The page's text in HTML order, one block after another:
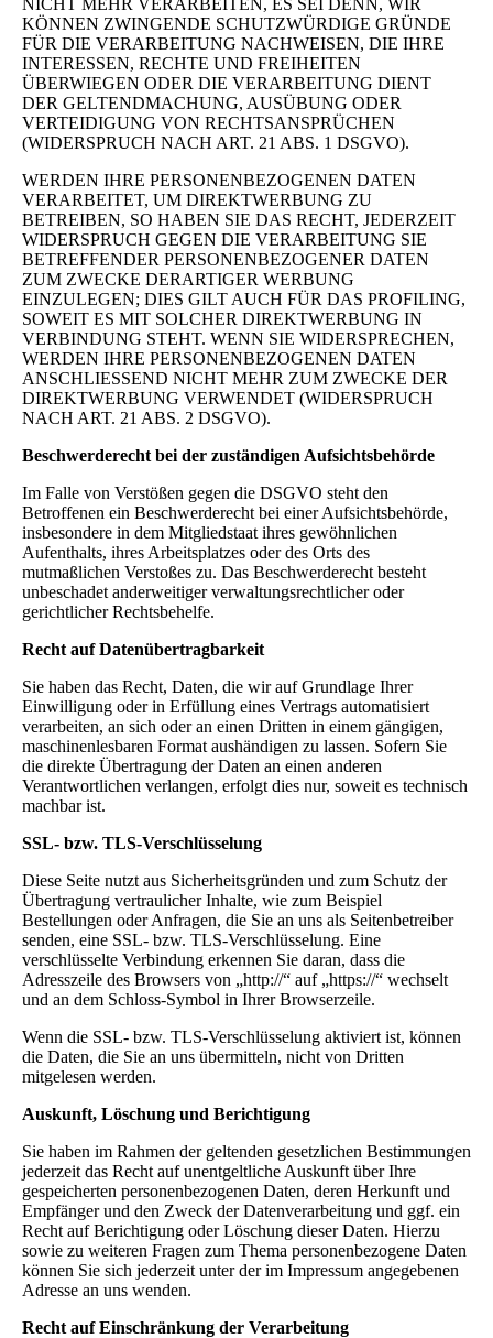
KÖNNEN ZWINGENDE SCHUTZWÜRDIGE GRÜNDE
FÜR DIE VERARBEITUNG NACHWEISEN, DIE IHRE
INTERESSEN, RECHTE UND FREIHEITEN
ÜBERWIEGEN ODER DIE VERARBEITUNG DIENT
DER GELTENDMACHUNG, AUSÜBUNG ODER
VERTEIDIGUNG VON RECHTSANSPRÜCHEN
(WIDERSPRUCH NACH ART. 21 ABS. 1 DSGVO).
WERDEN IHRE PERSONENBEZOGENEN DATEN
VERARBEITET, UM DIREKTWERBUNG ZU
BETREIBEN, SO HABEN SIE DAS RECHT, JEDERZEIT
WIDERSPRUCH GEGEN DIE VERARBEITUNG SIE
BETREFFENDER PERSONENBEZOGENER DATEN
ZUM ZWECKE DERARTIGER WERBUNG
EINZULEGEN; DIES GILT AUCH FÜR DAS PROFILING,
SOWEIT ES MIT SOLCHER DIREKTWERBUNG IN
VERBINDUNG STEHT. WENN SIE WIDERSPRECHEN,
WERDEN IHRE PERSONENBEZOGENEN DATEN
ANSCHLIESSEND NICHT MEHR ZUM ZWECKE DER
DIREKTWERBUNG VERWENDET (WIDERSPRUCH
NACH ART. 21 ABS. 2 DSGVO).
Beschwerderecht bei der zuständigen Aufsichtsbehörde
Im Falle von Verstößen gegen die DSGVO steht den
Betroffenen ein Beschwerderecht bei einer Aufsichtsbehörde,
insbesondere in dem Mitgliedstaat ihres gewöhnlichen
Aufenthalts, ihres Arbeitsplatzes oder des Orts des
mutmaßlichen Verstoßes zu. Das Beschwerderecht besteht
unbeschadet anderweitiger verwaltungsrechtlicher oder
gerichtlicher Rechtsbehelfe.
Recht auf Datenübertragbarkeit
Sie haben das Recht, Daten, die wir auf Grundlage Ihrer
Einwilligung oder in Erfüllung eines Vertrags automatisiert
verarbeiten, an sich oder an einen Dritten in einem gängigen,
maschinenlesbaren Format aushändigen zu lassen. Sofern Sie
die direkte Übertragung der Daten an einen anderen
Verantwortlichen verlangen, erfolgt dies nur, soweit es technisch
machbar ist.
SSL- bzw. TLS-Verschlüsselung
Diese Seite nutzt aus Sicherheitsgründen und zum Schutz der
Übertragung vertraulicher Inhalte, wie zum Beispiel
Bestellungen oder Anfragen, die Sie an uns als Seitenbetreiber
senden, eine SSL- bzw. TLS-Verschlüsselung. Eine
verschlüsselte Verbindung erkennen Sie daran, dass die
Adresszeile des Browsers von „http://“ auf „https://“ wechselt
und an dem Schloss-Symbol in Ihrer Browserzeile.
Wenn die SSL- bzw. TLS-Verschlüsselung aktiviert ist, können
die Daten, die Sie an uns übermitteln, nicht von Dritten
mitgelesen werden.
Auskunft, Löschung und Berichtigung
Sie haben im Rahmen der geltenden gesetzlichen Bestimmungen
jederzeit das Recht auf unentgeltliche Auskunft über Ihre
gespeicherten personenbezogenen Daten, deren Herkunft und
Empfänger und den Zweck der Datenverarbeitung und ggf. ein
Recht auf Berichtigung oder Löschung dieser Daten. Hierzu
sowie zu weiteren Fragen zum Thema personenbezogene Daten
können Sie sich jederzeit unter der im Impressum angegebenen
Adresse an uns wenden.
Recht auf Einschränkung der Verarbeitung